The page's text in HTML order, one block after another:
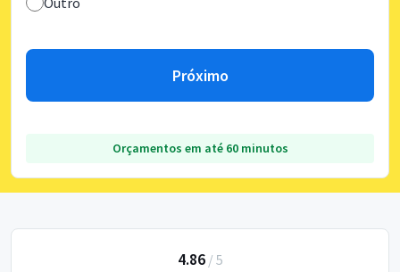
Próximo
Orçamentos em até 60 minutos
4.86/ 5